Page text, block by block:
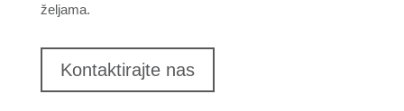
željama.
Kontaktirajte nas